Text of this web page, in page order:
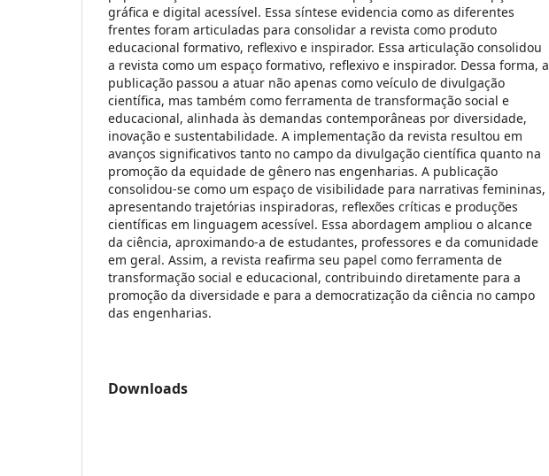
gráfica e digital acessível. Essa síntese evidencia como as diferentes
frentes foram articuladas para consolidar a revista como produto
educacional formativo, reflexivo e inspirador. Essa articulação consolidou
a revista como um espaço formativo, reflexivo e inspirador. Dessa forma, a
publicação passou a atuar não apenas como veículo de divulgação
científica, mas também como ferramenta de transformação social e
educacional, alinhada às demandas contemporâneas por diversidade,
inovação e sustentabilidade. A implementação da revista resultou em
avanços significativos tanto no campo da divulgação científica quanto na
promoção da equidade de gênero nas engenharias. A publicação
consolidou-se como um espaço de visibilidade para narrativas femininas,
apresentando trajetórias inspiradoras, reflexões críticas e produções
científicas em linguagem acessível. Essa abordagem ampliou o alcance
da ciência, aproximando-a de estudantes, professores e da comunidade
em geral. Assim, a revista reafirma seu papel como ferramenta de
transformação social e educacional, contribuindo diretamente para a
promoção da diversidade e para a democratização da ciência no campo
das engenharias.
Downloads